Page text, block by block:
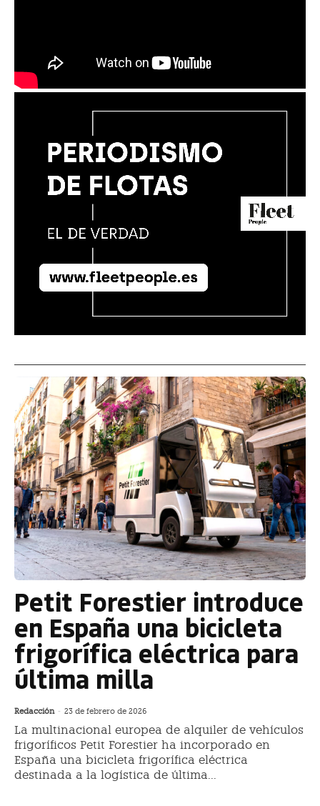
Petit Forestier introduce
en España una bicicleta
frigorífica eléctrica para
última milla
Redacción - 23 de febrero de 2026
La multinacional europea de alquiler de vehículos
frigoríficos Petit Forestier ha incorporado en
España una bicicleta frigorífica eléctrica
destinada a la logística de última...